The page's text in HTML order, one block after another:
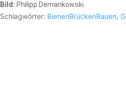
Bild: Philipp Demankowski
Schlagwörter: BienenBrückenBauen,